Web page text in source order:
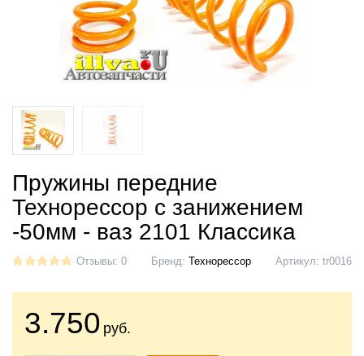
Пружины передние
Технорессор с занижением
-50мм - ваз 2101 Классика
Отзывы: 0 Бренд: Технорессор Артикул: tr0016
3.750 руб.